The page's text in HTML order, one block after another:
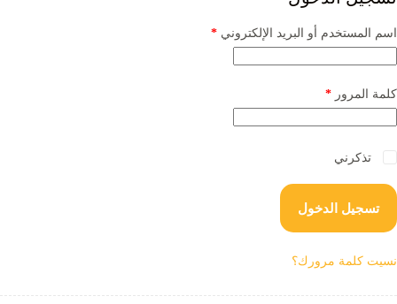
اسم المستخدم أو البريد الإلكتروني *مطلوبة
كلمة المرور *مطلوبة
تذكرني
تسجيل الدخول
نسيت كلمة مرورك؟